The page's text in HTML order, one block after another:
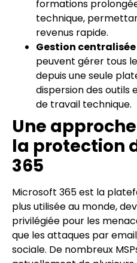
formations
technique,
revenus rapide.
Gestion
peuvent gérer tous
depuis une seule
dispersion des outils
de travail technique.
Une
la protection
365
Microsoft 365 est la
plus utilisée au monde,
privilégiée pour les
que les attaques par
sociale. De nombreux